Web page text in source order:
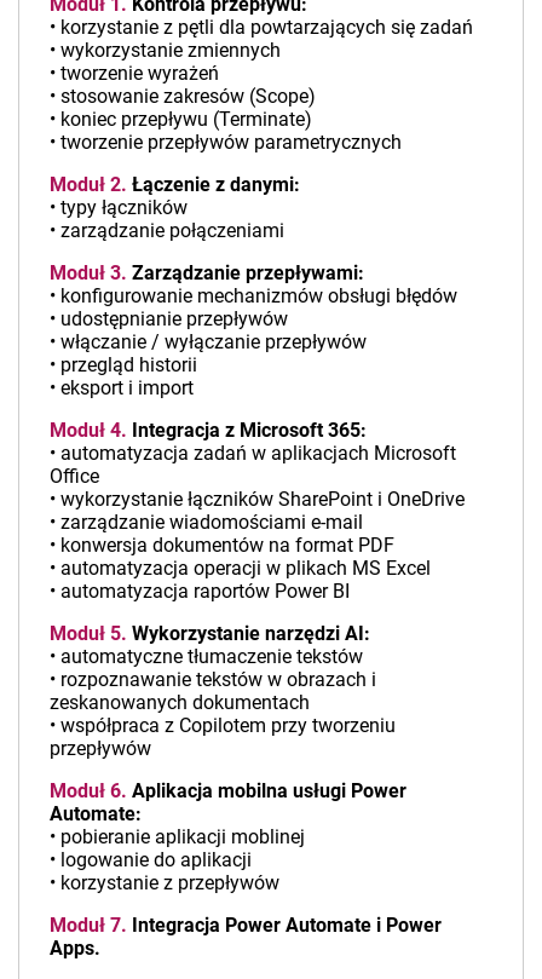
• korzystanie z pętli dla powtarzających się zadań
• wykorzystanie zmiennych
• tworzenie wyrażeń
• stosowanie zakresów (Scope)
• koniec przepływu (Terminate)
• tworzenie przepływów parametrycznych
Moduł 2. Łączenie z danymi:
• typy łączników
• zarządzanie połączeniami
Moduł 3. Zarządzanie przepływami:
• konfigurowanie mechanizmów obsługi błędów
• udostępnianie przepływów
• włączanie / wyłączanie przepływów
• przegląd historii
• eksport i import
Moduł 4. Integracja z Microsoft 365:
• automatyzacja zadań w aplikacjach Microsoft
Office
• wykorzystanie łączników SharePoint i OneDrive
• zarządzanie wiadomościami e-mail
• konwersja dokumentów na format PDF
• automatyzacja operacji w plikach MS Excel
• automatyzacja raportów Power BI
Moduł 5. Wykorzystanie narzędzi AI:
• automatyczne tłumaczenie tekstów
• rozpoznawanie tekstów w obrazach i
zeskanowanych dokumentach
• współpraca z Copilotem przy tworzeniu
przepływów
Moduł 6. Aplikacja mobilna usługi Power
Automate:
• pobieranie aplikacji moblinej
• logowanie do aplikacji
• korzystanie z przepływów
Moduł 7. Integracja Power Automate i Power
Apps.